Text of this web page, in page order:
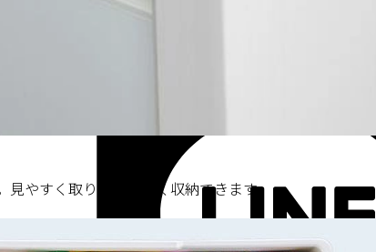
やすく取り出しやすく収納できます。